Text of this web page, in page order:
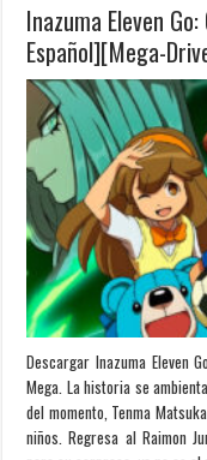
Inazuma Eleven
Español][Mega-
Descargar Inazuma Eleven
Mega. La historia se
del momento, Tenma
niños. Regresa al Raimon